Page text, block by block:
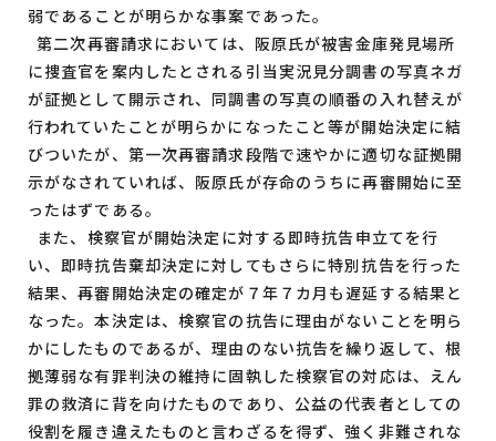
弱であることが明らかな事案であった。
第二次再審請求においては、阪原氏が被害金庫発見場所
に捜査官を案内したとされる引当実況見分調書の写真ネガ
が証拠として開示され、同調書の写真の順番の入れ替えが
行われていたことが明らかになったこと等が開始決定に結
びついたが、第一次再審請求段階で速やかに適切な証拠開
示がなされていれば、阪原氏が存命のうちに再審開始に至
ったはずである。
また、検察官が開始決定に対する即時抗告申立てを行
い、即時抗告棄却決定に対してもさらに特別抗告を行った
結果、再審開始決定の確定が７年７カ月も遅延する結果と
なった。本決定は、検察官の抗告に理由がないことを明ら
かにしたものであるが、理由のない抗告を繰り返して、根
拠薄弱な有罪判決の維持に固執した検察官の対応は、えん
罪の救済に背を向けたものであり、公益の代表者としての
役割を履き違えたものと言わざるを得ず、強く非難されな